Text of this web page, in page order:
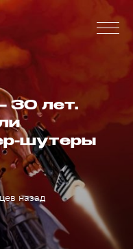
30 лет.
шутеры
назад